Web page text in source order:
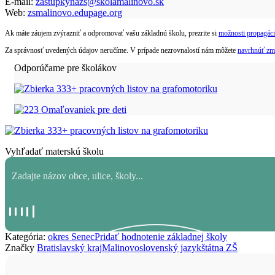
Web: zsmalinovo.edupage.org
Ak máte záujem zvýrazniť a odpromovať vašu základnú školu, prezrite si možnosti
Za správnosť uvedených údajov neručíme. V prípade nezrovnalostí nám môžete navrhnúť
Odporúčame pre školákov
Vyhľadať materskú školu
Kategória: okres SenecPridať hodnotenie základnej školy
Značky Bratislavský krajMalinovoslovenský jazykštátna ZŠ